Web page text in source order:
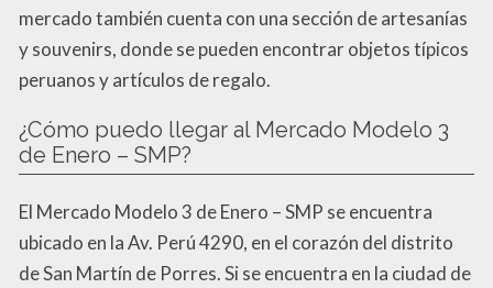
mercado también cuenta con una sección de artesanías
y souvenirs, donde se pueden encontrar objetos típicos
peruanos y artículos de regalo.
¿Cómo puedo llegar al Mercado Modelo 3
de Enero – SMP?
El Mercado Modelo 3 de Enero – SMP se encuentra
ubicado en la Av. Perú 4290, en el corazón del distrito
de San Martín de Porres. Si se encuentra en la ciudad de